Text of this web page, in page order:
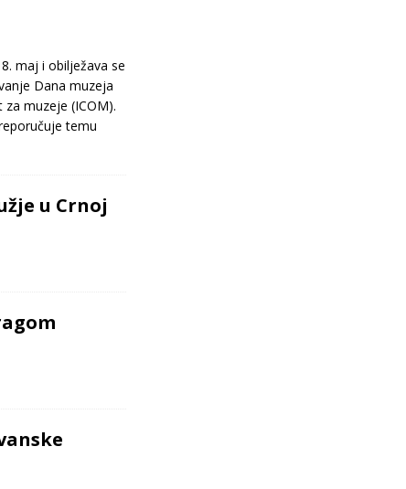
maj i obilježava se
Dana muzeja
muzeje (ICOM).
temu
u Crnoj